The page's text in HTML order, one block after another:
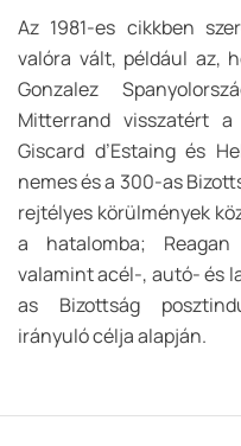
Az 1981-es cikkben
valóra vált, például az,
Gonzalez
Mitterrand visszatért a
Giscard d’Estaing és
nemes és a 300-as
rejtélyes körülmények
a hatalomba; Reagan
valamint acél-, autó- és
as Bizottság
irányuló célja alapján.